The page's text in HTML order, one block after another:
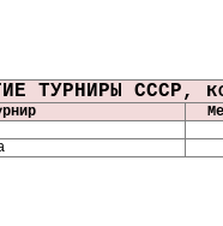
ТУРНИРЫ СССР,